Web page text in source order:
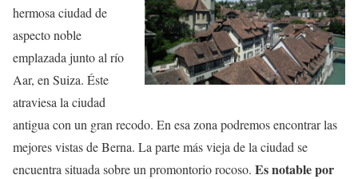
hermosa ciudad de
aspecto noble
emplazada junto al río
Aar, en Suiza. Éste
atraviesa la ciudad
antigua con un gran recodo. En esa zona podremos encontrar las
mejores vistas de Berna. La parte más vieja de la ciudad se
encuentra situada sobre un promontorio rocoso. Es notable por